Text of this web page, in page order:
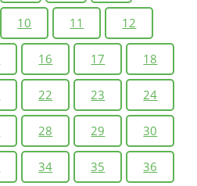
10 11 12
16 17 18
22 23 24
28 29 30
34 35 36